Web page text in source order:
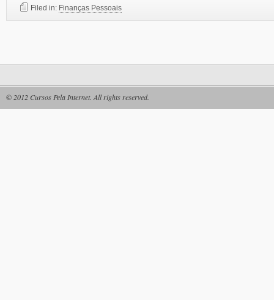
Filed in: Finanças Pessoais
© 2012 Cursos Pela Internet. All rights reserved.